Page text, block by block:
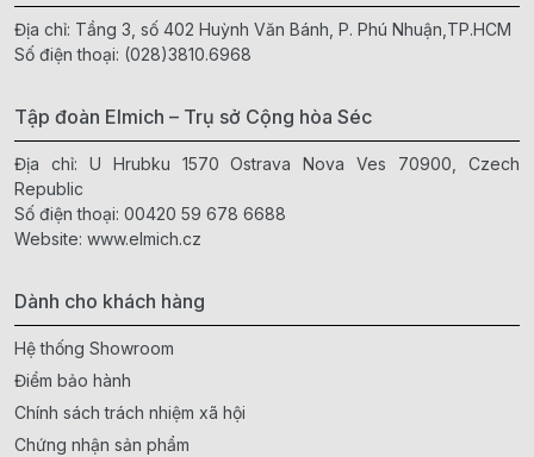
Địa chỉ: Tầng 3, số 402 Huỳnh Văn Bánh, P. Phú Nhuận,TP.HCM
Số điện thoại: (028)3810.6968
Tập đoàn Elmich – Trụ sở Cộng hòa Séc
Địa chỉ: U Hrubku 1570 Ostrava Nova Ves 70900, Czech
Republic
Số điện thoại: 00420 59 678 6688
Website: www.elmich.cz
Dành cho khách hàng
Hệ thống Showroom
Điểm bảo hành
Chính sách trách nhiệm xã hội
Chứng nhận sản phẩm